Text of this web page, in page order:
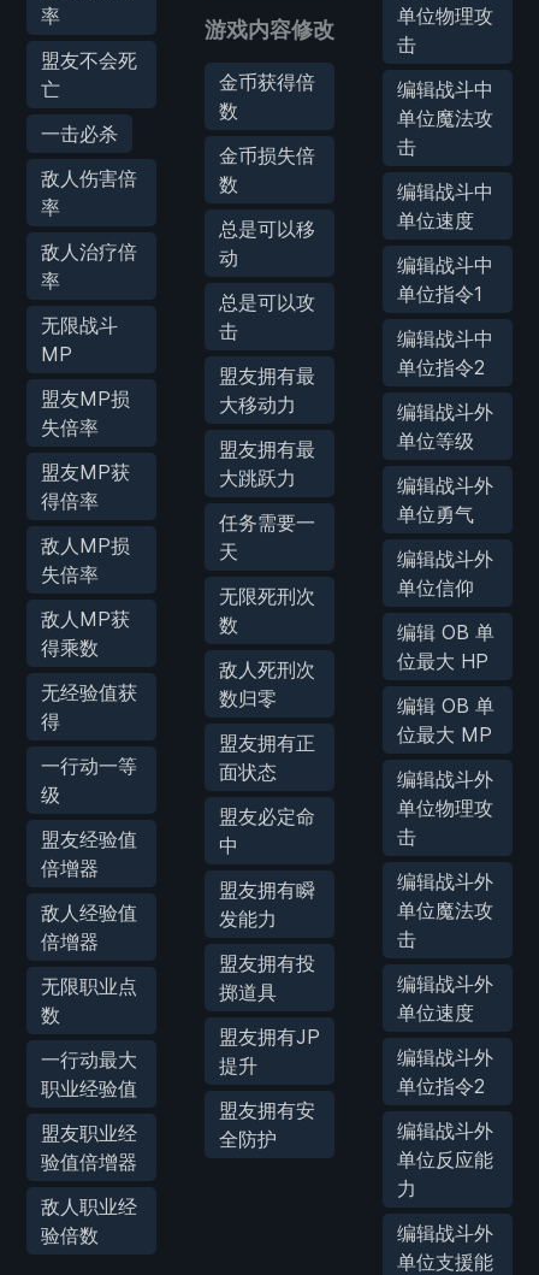
率
盟友不会死
亡
一击必杀
敌人伤害倍
率
敌人治疗倍
率
无限战斗
MP
盟友MP损
失倍率
盟友MP获
得倍率
敌人MP损
失倍率
敌人MP获
得乘数
无经验值获
得
一行动一等
级
盟友经验值
倍增器
敌人经验值
倍增器
无限职业点
数
一行动最大
职业经验值
盟友职业经
验值倍增器
敌人职业经
验倍数
游戏内容修改
金币获得倍
数
金币损失倍
数
总是可以移
动
总是可以攻
击
盟友拥有最
大移动力
盟友拥有最
大跳跃力
任务需要一
天
无限死刑次
数
敌人死刑次
数归零
盟友拥有正
面状态
盟友必定命
中
盟友拥有瞬
发能力
盟友拥有投
掷道具
盟友拥有JP
提升
盟友拥有安
全防护
单位物理攻
击
编辑战斗中
单位魔法攻
击
编辑战斗中
单位速度
编辑战斗中
单位指令1
编辑战斗中
单位指令2
编辑战斗外
单位等级
编辑战斗外
单位勇气
编辑战斗外
单位信仰
编辑 OB 单
位最大 HP
编辑 OB 单
位最大 MP
编辑战斗外
单位物理攻
击
编辑战斗外
单位魔法攻
击
编辑战斗外
单位速度
编辑战斗外
单位指令2
编辑战斗外
单位反应能
力
编辑战斗外
单位支援能